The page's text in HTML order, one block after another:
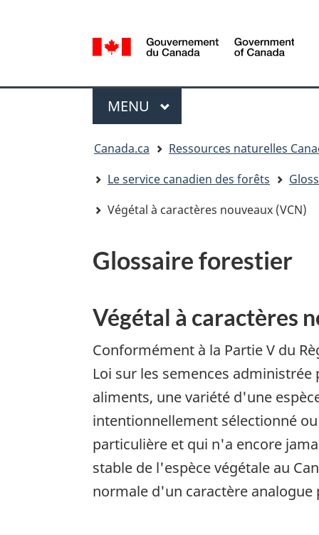
de
la
Government
MENU PRINCIPAL
Canada.ca
Ressources naturelles
Le service canadien des forêts
Végétal à caractères nouveaux (VCN)
Glossaire forestier
Végétal à caractères
Conformément à la Partie V du
Loi sur les semences administrée
aliments, une variété d'une
intentionnellement sélectionné
particulière et qui n'a encore
stable de l'espèce végétale au
normale d'un caractère analogue